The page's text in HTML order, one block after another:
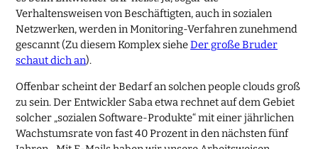
Verhaltensweisen von Beschäftigten, auch in sozialen
Netzwerken, werden in Monitoring-Verfahren zunehmend
gescannt (Zu diesem Komplex sieheDer große Bruder
schaut dich an).
Offenbar scheint der Bedarf an solchen people clouds groß
zu sein. Der Entwickler Saba etwa rechnet auf dem Gebiet
solcher „sozialen Software-Produkte“ mit einer jährlichen
Wachstumsrate von fast 40 Prozent in den nächsten fünf